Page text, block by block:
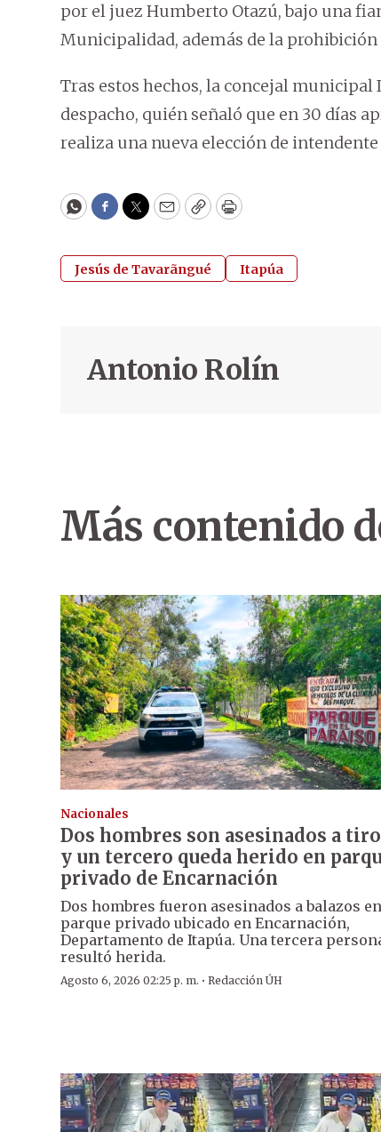
por el juez Humberto Otazú, bajo una
Municipalidad, además de la prohibición
Tras estos hechos, la concejal
despacho, quién señaló que en 30 días
realiza una nueva elección de
WhatsApp
Facebook
Twitter
EmailCopyPrint
Jesús de Tavarãngué Itapúa
Antonio Rolín
Más contenido
Nacionales
Dos hombres son asesinados a
y un tercero queda herido en
privado de Encarnación
Dos hombres fueron asesinados a balazos
parque privado ubicado en Encarnación,
Departamento de Itapúa. Una tercera
resultó herida.
Agosto 6, 2026 02:25 p. m. · Redacción ÚH